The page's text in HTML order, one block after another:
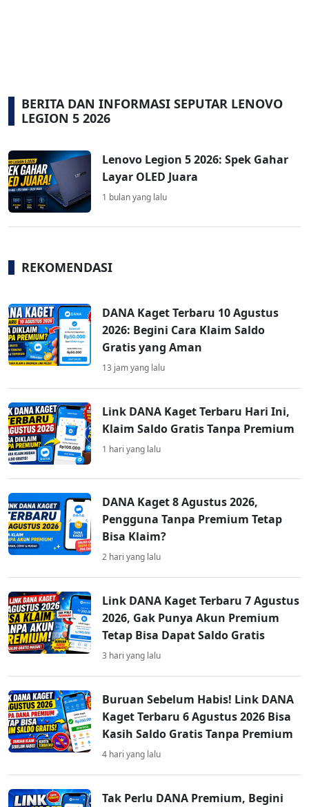
BERITA DAN INFORMASI SEPUTAR LENOVO
LEGION 5 2026
Lenovo Legion 5 2026: Spek Gahar
Layar OLED Juara
1 bulan yang lalu
REKOMENDASI
DANA Kaget Terbaru 10 Agustus
2026: Begini Cara Klaim Saldo
Gratis yang Aman
13 jam yang lalu
Link DANA Kaget Terbaru Hari Ini,
Klaim Saldo Gratis Tanpa Premium
1 hari yang lalu
DANA Kaget 8 Agustus 2026,
Pengguna Tanpa Premium Tetap
Bisa Klaim?
2 hari yang lalu
Link DANA Kaget Terbaru 7 Agustus
2026, Gak Punya Akun Premium
Tetap Bisa Dapat Saldo Gratis
3 hari yang lalu
Buruan Sebelum Habis! Link DANA
Kaget Terbaru 6 Agustus 2026 Bisa
Kasih Saldo Gratis Tanpa Premium
4 hari yang lalu
Tak Perlu DANA Premium, Begini